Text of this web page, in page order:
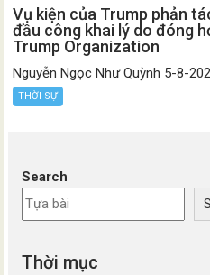
Vụ kiện của Trump phản
đầu công khai lý do đóng
Trump Organization
Nguyễn Ngọc Như Quỳnh 5-8-
THỜI SỰ
Search
Thời mục